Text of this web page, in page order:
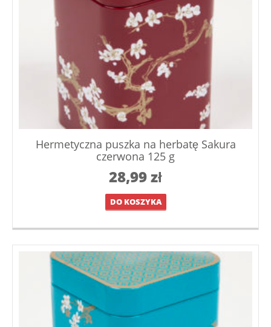
Hermetyczna puszka na herbatę Sakura
czerwona 125 g
28,99zł
DO KOSZYKA